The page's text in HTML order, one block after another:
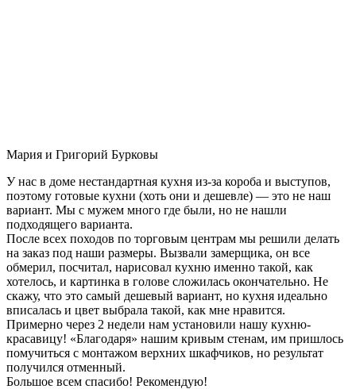
Мария и Григорий Бурковы
У нас в доме нестандартная кухня из-за короба и выступов,
поэтому готовые кухни (хоть они и дешевле) — это не наш
вариант. Мы с мужем много где были, но не нашли
подходящего варианта.
После всех походов по торговым центрам мы решили делать
на заказ под наши размеры. Вызвали замерщика, он все
обмерил, посчитал, нарисовал кухню именно такой, как
хотелось, и картинка в голове сложилась окончательно. Не
скажу, что это самый дешевый вариант, но кухня идеально
вписалась и цвет выбрала такой, как мне нравится.
Примерно через 2 недели нам установили нашу кухню-
красавицу! «Благодаря» нашим кривым стенам, им пришлось
помучиться с монтажом верхних шкафчиков, но результат
получился отменный.
Большое всем спасибо! Рекомендую!